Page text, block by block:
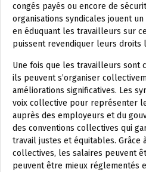
congés payés ou encore de
organisations syndicales jouent
en éduquant les travailleurs sur
puissent revendiquer leurs droits
Une fois que les travailleurs sont
ils peuvent s’organiser
améliorations significatives. Les
voix collective pour représenter
auprès des employeurs et du
des conventions collectives qui
travail justes et équitables. Grâce
collectives, les salaires peuvent
peuvent être mieux réglementés